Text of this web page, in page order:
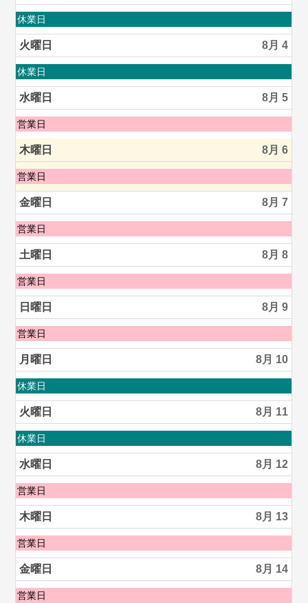
8
月
2nd
2026
月
曜
日,
8
月
3rd
2026
休業日
火曜日 8月 4
火
曜
日,
8
月
4th
2026
休業日
水曜日 8月 5
水
曜
日,
8
月
5th
2026
営業日
木曜日 8月 6
木
曜
日,
8
月
6th
2026
営業日
金曜日 8月 7
金
曜
日,
8
月
7th
2026
営業日
土曜日 8月 8
土
曜
日,
8
月
8th
2026
営業日
日曜日 8月 9
日
曜
日,
8
月
9th
2026
営業日
月曜日 8月 10
月
曜
日,
8
月
10th
2026
休業日
火曜日 8月 11
火
曜
日,
8
月
11th
2026
休業日
水曜日 8月 12
水
曜
日,
8
月
12th
2026
営業日
木曜日 8月 13
木
曜
日,
8
月
営業日
金曜日 8月 14
金
営業日